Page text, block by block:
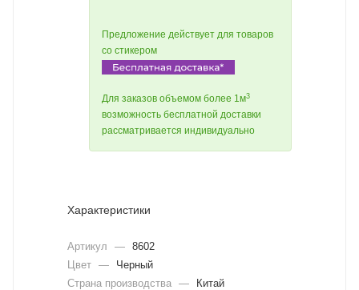
Предложение действует для товаров
со стикером
Для заказов объемом более 1м3
возможность бесплатной доставки
рассматривается индивидуально
Характеристики
Артикул — 8602
Цвет —
Черный
Страна производства — Китай